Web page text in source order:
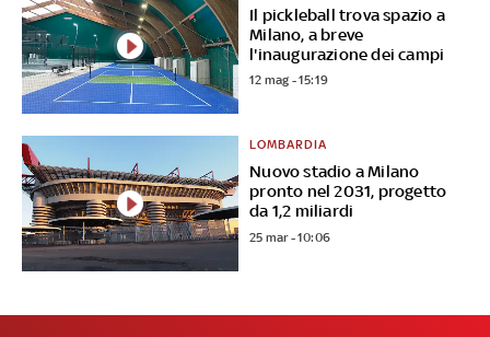
Il pickleball trova spazio a
Milano, a breve
l'inaugurazione dei campi
12 mag - 15:19
Nuovo stadio a Milano
pronto nel 2031, progetto
da 1,2 miliardi
LOMBARDIA
25 mar - 10:06